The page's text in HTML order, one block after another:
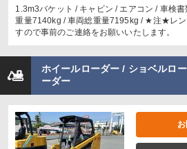
1.3m3バケット / キャビン / エアコン / 車検
重量7140kg / 車両総重量7195kg / ★注★レン
すので事前のご連絡をお願いいたします。
ホイールローダー / ショベルロ
ーダー